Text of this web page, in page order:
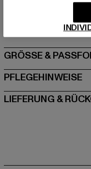
Adi-Dassler-Straße 1 |
GRÖSSE &
PFLEGEHINWEISE
LIEFERUNG &